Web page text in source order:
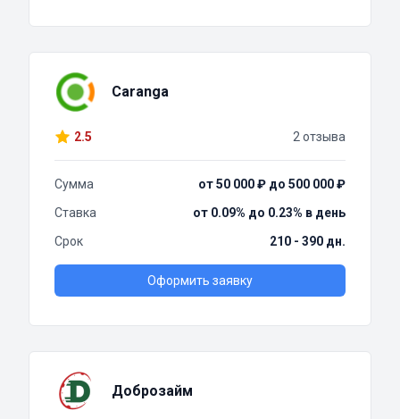
Caranga
2.5 2 отзыва
Сумма
от 50 000 ₽ до 500 000 ₽
Ставка
от 0.09% до 0.23% в день
Срок
210 - 390 дн.
Оформить заявку
Доброзайм